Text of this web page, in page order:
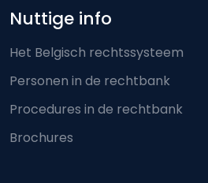
Nuttige info
Het Belgisch rechtssysteem
Personen in de rechtbank
Procedures in de rechtbank
Brochures